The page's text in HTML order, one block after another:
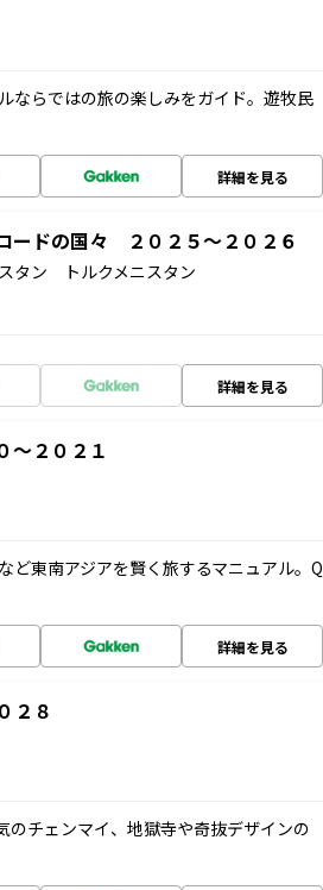
らではの旅の楽しみをガイド。遊牧民
詳細を見る
ドの国々 ２０２５～２０２６
タン トルクメニスタン
詳細を見る
２０２１
ど東南アジアを賢く旅するマニュアル。Q
詳細を見る
２８
チェンマイ、地獄寺や奇抜デザインの